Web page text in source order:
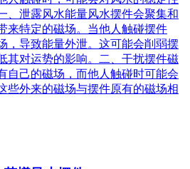
、泄露风水能量风水摆件会聚集和
来特定的磁场。当他人触碰摆件
，导致能量外泄。这可能会削弱摆
其对运势的影响。二、干扰摆件磁
自己的磁场，而他人触碰时可能会
些外来的磁场与摆件原有的磁场相